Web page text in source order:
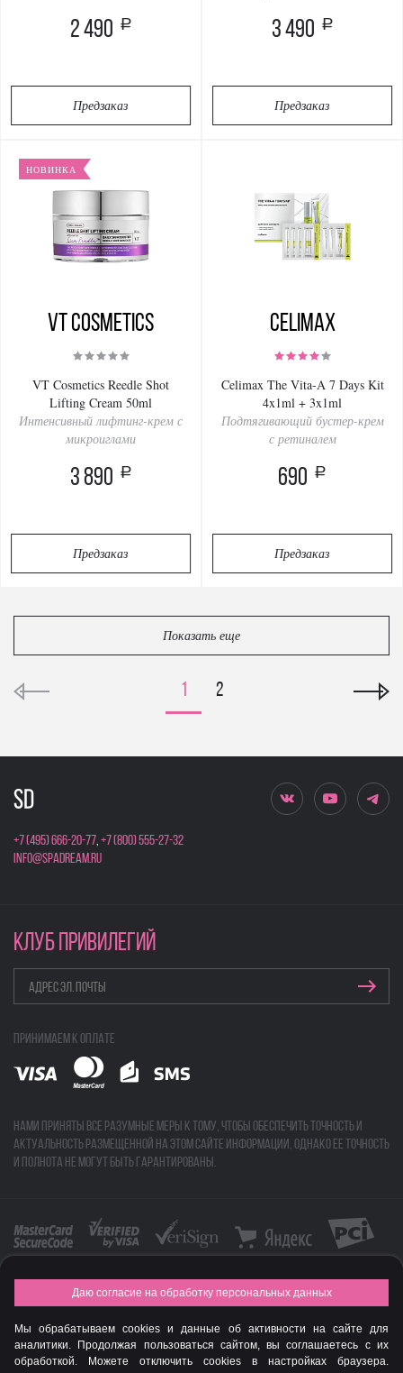
2 490 a
Предзаказ
3 490 a
Предзаказ
НОВИНКА
VT Cosmetics
VT Cosmetics Reedle Shot
Lifting Cream 50ml
Интенсивный лифтинг-крем с
микроиглами
3 890 a
Предзаказ
Celimax
Celimax The Vita-A 7 Days Kit
4x1ml + 3x1ml
Подтягивающий бустер-крем
с ретиналем
690 a
Предзаказ
Показать еще
1 2
+7 (495) 666-20-77,+7 (800) 555-27-32
info@spadream.ru
КЛУБ ПРИВИЛЕГИЙ
Принимаем к оплате
Нами приняты все разумные меры к тому, чтобы обеспечить точность и
актуальность размещенной на этом сайте информации, однако ее точность
и полнота не могут быть гарантированы.
FASHION NEW YEAR AWARDS 2015
© Интернет-магазин профессиональной косметики Spadream
Даю согласие на обработку персональных данных
Мы обрабатываем cookies и данные об активности на сайте для
аналитики. Продолжая пользоваться сайтом, вы соглашаетесь с их
обработкой. Можете отключить cookies в настройках браузера.